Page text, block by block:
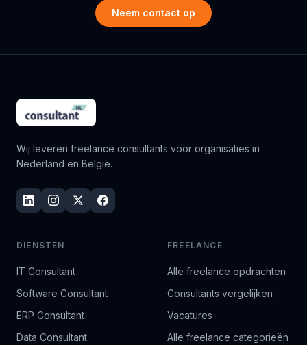
Neem contact op
Wij leveren freelance consultants voor organisaties in
Nederland en België.
DIENSTEN
IT Consultant
Software Consultant
ERP Consultant
Data Consultant
FREELANCE
Alle freelance opdrachten
Consultants vergelijken
Vacatures
Alle freelance categorieën